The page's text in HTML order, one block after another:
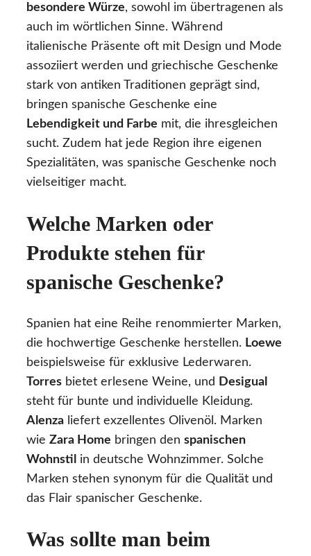
besondere Würze, sowohl im übertragenen als
auch im wörtlichen Sinne. Während
italienische Präsente oft mit Design und Mode
assoziiert werden und griechische Geschenke
stark von antiken Traditionen geprägt sind,
bringen spanische Geschenke eine
Lebendigkeit und Farbe mit, die ihresgleichen
sucht. Zudem hat jede Region ihre eigenen
Spezialitäten, was spanische Geschenke noch
vielseitiger macht.
Welche Marken oder
Produkte stehen für
spanische Geschenke?
Spanien hat eine Reihe renommierter Marken,
die hochwertige Geschenke herstellen. Loewe
beispielsweise für exklusive Lederwaren.
Torres bietet erlesene Weine, und
Desigual
steht für bunte und individuelle Kleidung.
Alenza liefert exzellentes Olivenöl. Marken
wie Zara Home bringen den spanischen
Wohnstil
in deutsche Wohnzimmer. Solche
Marken stehen synonym für die Qualität und
das Flair spanischer Geschenke.
Was sollte man beim